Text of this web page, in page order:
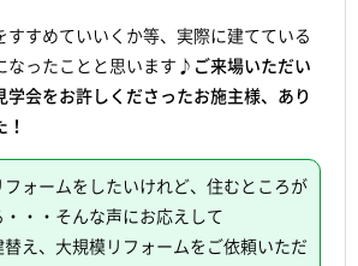
すすめていいくか等、実際に建てている
なったことと思います♪ ご来場いただい
学会をお許しくださったお施主様、あり
ォームをしたいけれど、住むところが
・・そんな声にお応えして
え、大規模リフォームをご依頼いただ